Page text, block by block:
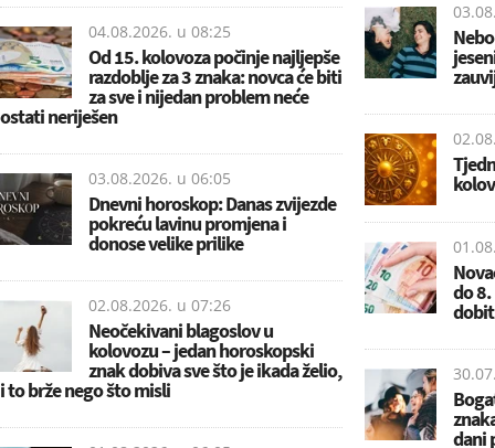
04.08.2026. u 08:25
Od 15. kolovoza počinje najljepše
razdoblje za 3 znaka: novca će biti
za sve i nijedan problem neće
ostati neriješen
03.08.2026. u 06:05
Dnevni horoskop: Danas zvijezde
pokreću lavinu promjena i
donose velike prilike
02.08.2026. u 07:26
Neočekivani blagoslov u
kolovozu – jedan horoskopski
znak dobiva sve što je ikada želio,
i to brže nego što misli
do 8.
dani